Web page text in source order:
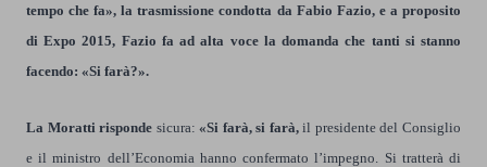
tempo che fa», la trasmissione condotta da Fabio Fazio, ea proposito
di Expo 2015, Fazio fa ad alta voce la domanda che tanti si stanno
facendo: «Si farà?».
La Moratti risponde sicura:«Si farà, si farà,il presidente del Consiglio
e il ministro dell’Economia hanno confermato l’impegno. Si tratterà di